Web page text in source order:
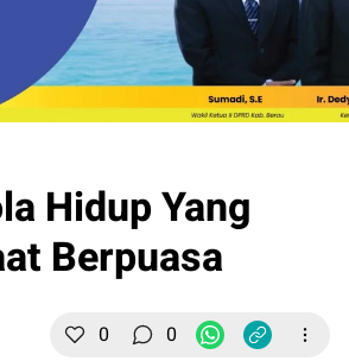
Hidup Yang
Berpuasa
0 0